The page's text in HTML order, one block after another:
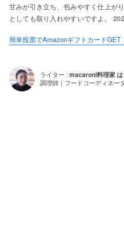
甘みが引き立ち、包みやすく仕上が
としても取り入れやすいですよ。
簡単投票でAmazonギフトカードGET
ライター :macaroni料理家 は
調理師｜フードコーディネー